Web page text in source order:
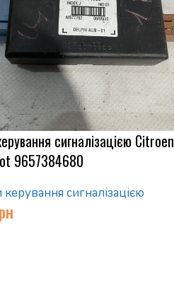
сигналізацією Citroen
9657384680
сигналізацією